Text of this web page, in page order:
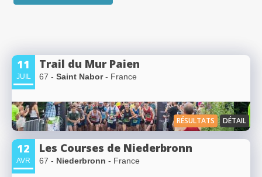
11
JUIL
Trail du Mur Paien
67 - Saint Nabor- France
RÉSULTATS DÉTAIL
12
AVR
Les Courses de Niederbronn
67 - Niederbronn - France